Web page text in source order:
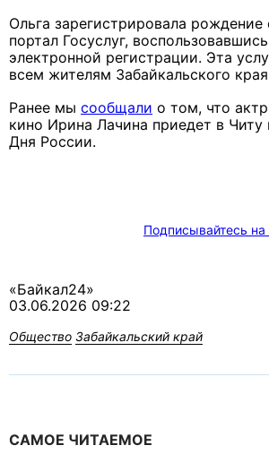
Ольга зарегистрировала рождение
портал Госуслуг,
электронной регистрации. Эта
всем жителям Забайкальского
Ранее мы сообщали о том, что
кино Ирина Лачина приедет в Читу
Дня России.
Подписывайтесь
«Байкал24»
03.06.2026 09:22
Общество Забайкальский край
САМОЕ ЧИТАЕМОЕ